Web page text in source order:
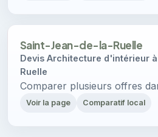
Saint-Jean-de-la-Ruelle
Devis Architecture d'intérieur
Ruelle
Comparer plusieurs offres
Voir la page Comparatif local